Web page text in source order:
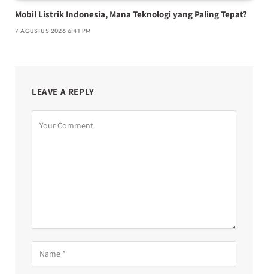
Mobil Listrik Indonesia, Mana Teknologi yang Paling Tepat?
7 AGUSTUS 2026 6:41 PM
LEAVE A REPLY